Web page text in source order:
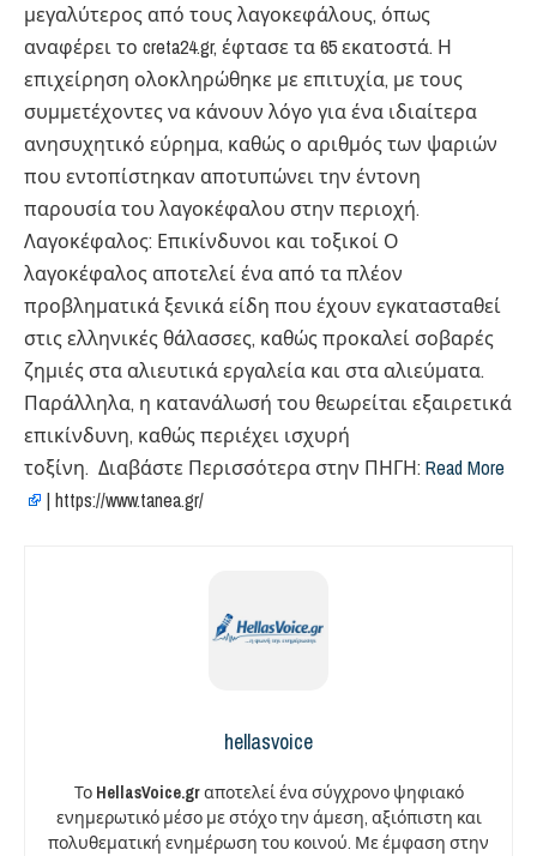
μεγαλύτερος από τους λαγοκεφάλους, όπως
αναφέρει το creta24.gr, έφτασε τα 65 εκατοστά. Η
επιχείρηση ολοκληρώθηκε με επιτυχία, με τους
συμμετέχοντες να κάνουν λόγο για ένα ιδιαίτερα
ανησυχητικό εύρημα, καθώς ο αριθμός των ψαριών
που εντοπίστηκαν αποτυπώνει την έντονη
παρουσία του λαγοκέφαλου στην περιοχή.
Λαγοκέφαλος: Επικίνδυνοι και τοξικοί Ο
λαγοκέφαλος αποτελεί ένα από τα πλέον
προβληματικά ξενικά είδη που έχουν εγκατασταθεί
στις ελληνικές θάλασσες, καθώς προκαλεί σοβαρές
ζημιές στα αλιευτικά εργαλεία και στα αλιεύματα.
Παράλληλα, η κατανάλωσή του θεωρείται εξαιρετικά
επικίνδυνη, καθώς περιέχει ισχυρή
τοξίνη. Διαβάστε Περισσότερα στην ΠΗΓΗ: Read More
| https://www.tanea.gr/
hellasvoice
Το HellasVoice.grαποτελεί ένα σύγχρονο ψηφιακό
ενημερωτικό μέσο με στόχο την άμεση, αξιόπιστη και
πολυθεματική ενημέρωση του κοινού. Με έμφαση στην